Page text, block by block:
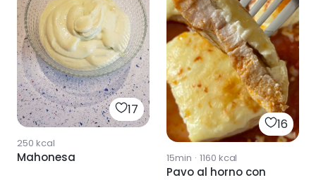
17
250 kcal
Mahonesa
16
15min · 1160 kcal
Pavo al horno con